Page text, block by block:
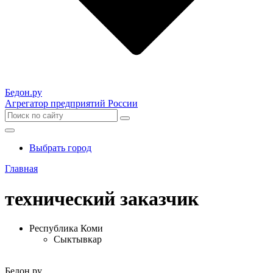
Бедон.ру
Агрегатор предприятий России
Выбрать город
Главная
технический заказчик
Республика Коми
Сыктывкар